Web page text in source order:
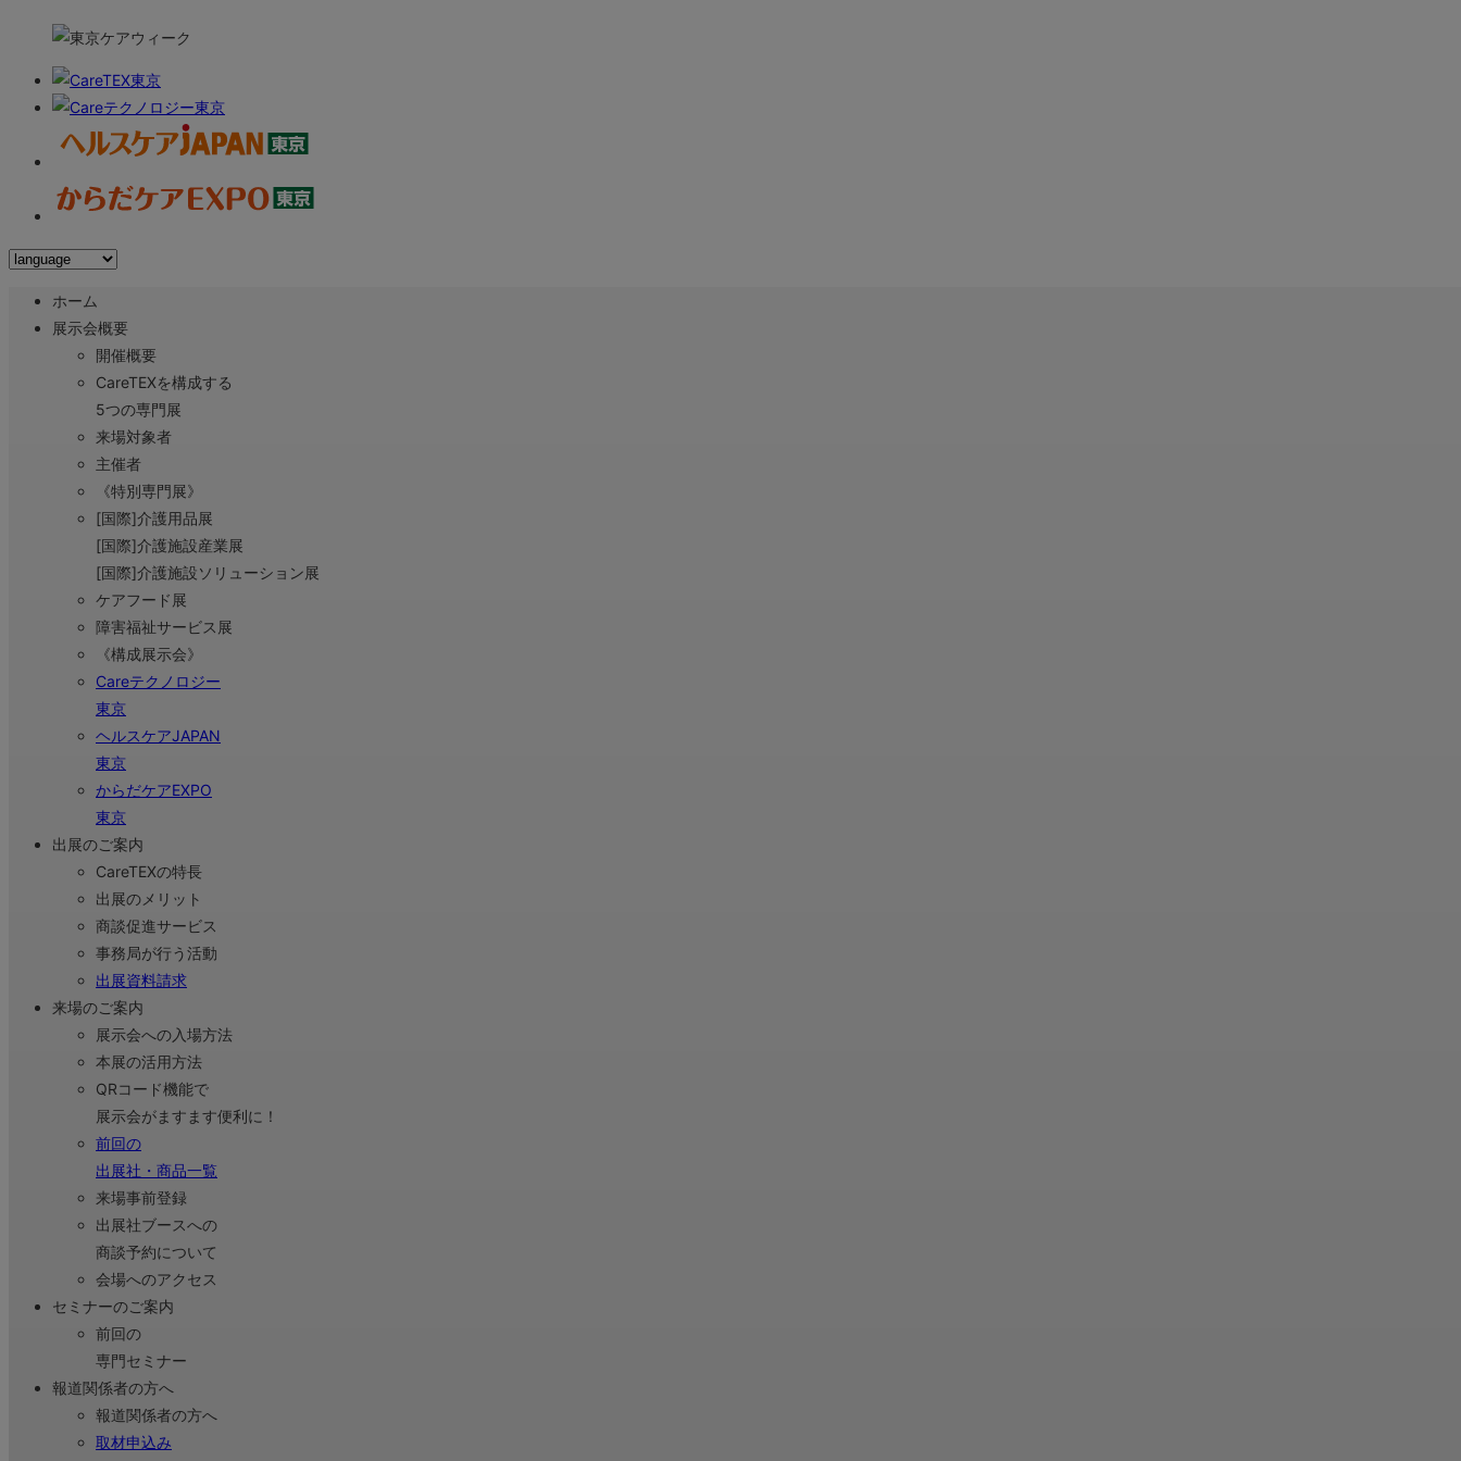
ホーム
展示会概要
開催概要
CareTEXを構成する
5つの専門展
来場対象者
主催者
《特別専門展》
[国際]介護用品展
[国際]介護施設産業展
[国際]介護施設ソリューション展
ケアフード展
障害福祉サービス展
《構成展示会》
Careテクノロジー
東京
ヘルスケアJAPAN
東京
からだケアEXPO
東京
出展のご案内
CareTEXの特長
出展のメリット
商談促進サービス
事務局が行う活動
出展資料請求
来場のご案内
展示会への入場方法
本展の活用方法
QRコード機能で
展示会がますます便利に！
前回の
出展社・商品一覧
来場事前登録
出展社ブースへの
商談予約について
会場へのアクセス
セミナーのご案内
前回の
専門セミナー
報道関係者の方へ
報道関係者の方へ
取材申込み